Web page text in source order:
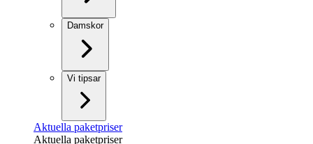
Damskor
Vi tipsar
Aktuella paketpriser
Aktuella paketpriser